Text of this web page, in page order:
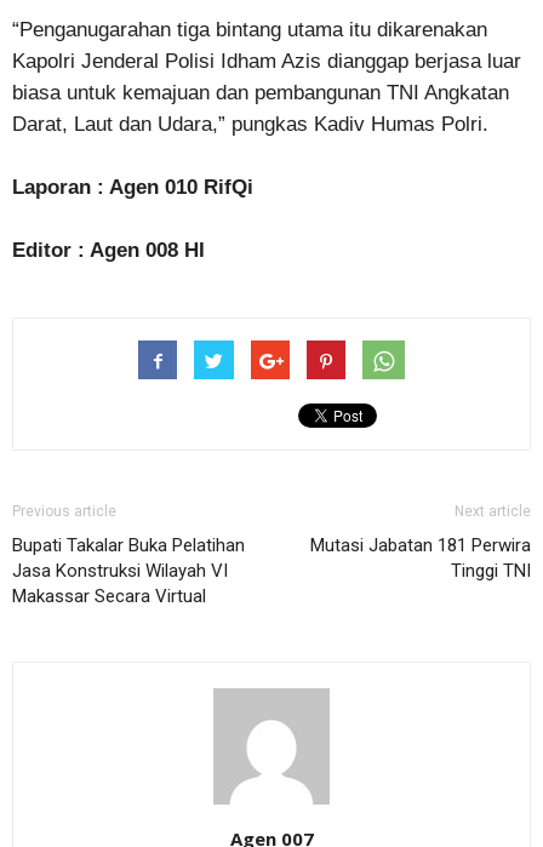
“Penganugarahan tiga bintang utama itu dikarenakan
Kapolri Jenderal Polisi Idham Azis dianggap berjasa luar
biasa untuk kemajuan dan pembangunan TNI Angkatan
Darat, Laut dan Udara,” pungkas Kadiv Humas Polri.
Laporan : Agen 010 RifQi
Editor : Agen 008 HI
Previous article
Bupati Takalar Buka Pelatihan
Jasa Konstruksi Wilayah VI
Makassar Secara Virtual
Next article
Mutasi Jabatan 181 Perwira
Tinggi TNI
Agen 007